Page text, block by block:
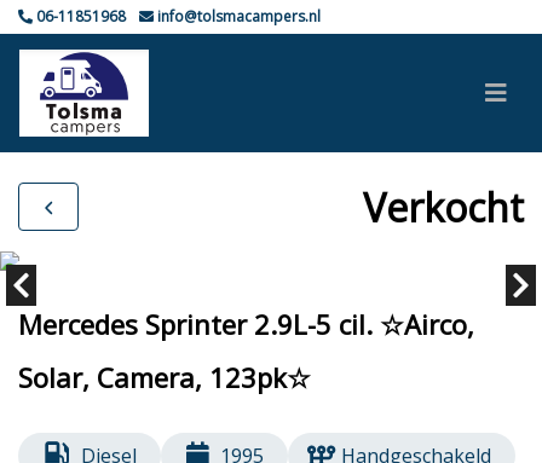
06-11851968 info@tolsmacampers.nl
Verkocht
Mercedes Sprinter 2.9L-5 cil. ☆Airco,
Solar, Camera, 123pk☆
Diesel 1995
Handgeschakeld